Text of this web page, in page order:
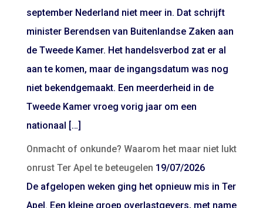
september Nederland niet meer in. Dat schrijft
minister Berendsen van Buitenlandse Zaken aan
de Tweede Kamer. Het handelsverbod zat er al
aan te komen, maar de ingangsdatum was nog
niet bekendgemaakt. Een meerderheid in de
Tweede Kamer vroeg vorig jaar om een
nationaal […]
Onmacht of onkunde? Waarom het maar niet lukt
onrust Ter Apel te beteugelen 19/07/2026
De afgelopen weken ging het opnieuw mis in Ter
Apel. Een kleine groep overlastgevers, met name